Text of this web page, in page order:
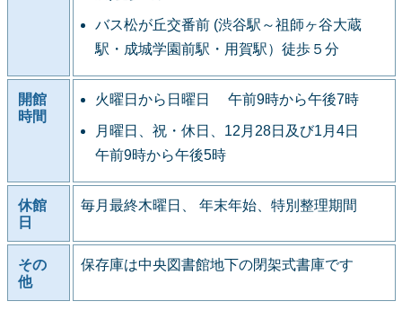
バス松が丘交番前 (渋谷駅～祖師ヶ谷大蔵
駅・成城学園前駅・用賀駅）徒歩５分
開館
時間
火曜日から日曜日 午前9時から午後7時
月曜日、祝・休日、12月28日及び1月4日
午前9時から午後5時
休館
日
毎月最終木曜日、 年末年始、特別整理期間
その
他
保存庫は中央図書館地下の閉架式書庫です